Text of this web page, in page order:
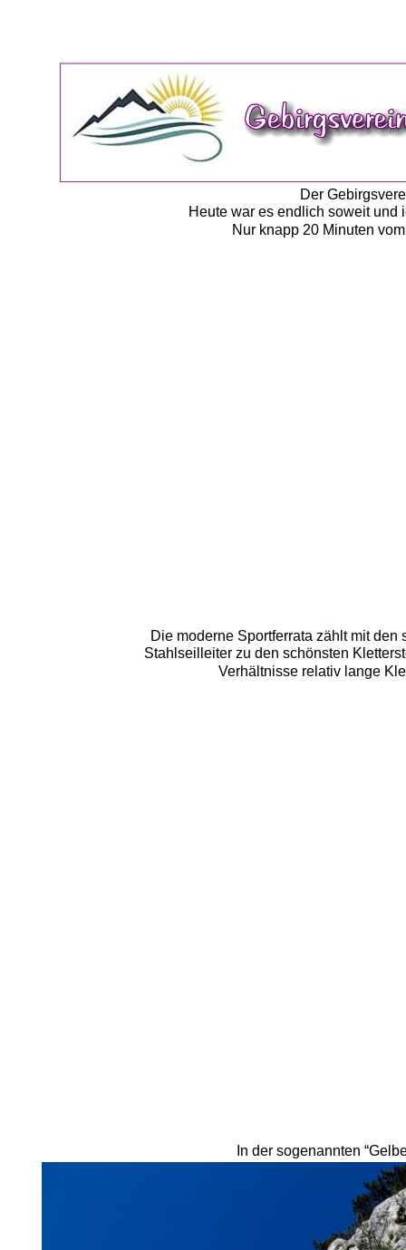
Der
Heute war es endlich soweit
Nur knapp 20 Minuten
Die moderne Sportferrata zählt mit
Stahlseilleiter zu den schönsten
Verhältnisse relativ lange
In der sogenannten